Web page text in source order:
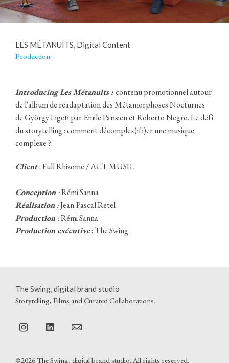
LES MÉTANUITS, Digital Content
Production
Introducing Les Métanuits :contenu promotionnel autour
de l'album de réadaptation des Métamorphoses Nocturnes
de György Ligeti par Emile Parisien et Roberto Negro. Le défi
du storytelling : comment décomplex(ifi)er une musique
complexe ?.
Client: Full Rhizome / ACT MUSIC
Conception :Rémi Sanna
Réalisation :Jean-Pascal Retel
Production :Rémi Sanna
Production exécutive: The Swing
The Swing, digital brand studio
Storytelling, Films and Curated Collaborations.
©2026 The Swing, digital brand studio. All rights reserved.